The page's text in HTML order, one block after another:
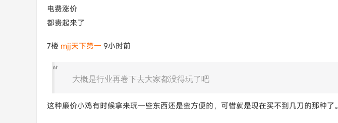
电费涨价
都贵起来了
7楼 mjj天下第一 9小时前
大概是行业再卷下去大家都没得玩了吧
这种廉价小鸡有时候拿来玩一些东西还是蛮方便的，可惜就是现在买不到几刀的那种了。